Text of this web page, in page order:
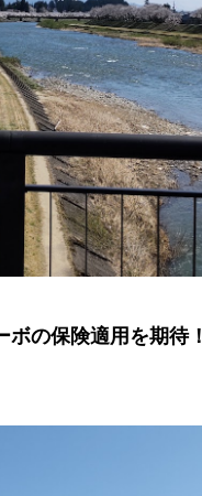
の保険適用を期待！